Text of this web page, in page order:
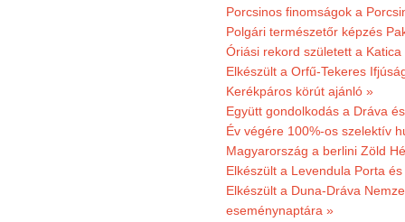
Porcsinos finomságok a
Polgári természetőr képzés
Óriási rekord született a Katica
Elkészült a Orfű-Tekeres
Kerékpáros körút ajánló »
Együtt gondolkodás a Dráva
Év végére 100%-os szelektív
Magyarország a berlini Zöld
Elkészült a Levendula Porta
Elkészült a Duna-Dráva
eseménynaptára »